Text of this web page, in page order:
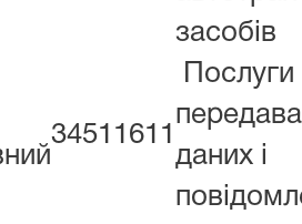
засобів
34511611
даних і